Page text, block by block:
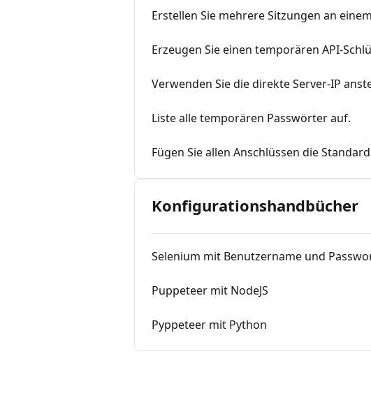
Erstellen Sie mehrere Sitzungen an
Erzeugen Sie einen temporären API-
Verwenden Sie die direkte Server-IP
Liste alle temporären Passwörter auf.
Fügen Sie allen Anschlüssen die
Konfigurationshandbücher
Selenium mit Benutzername und
Puppeteer mit NodeJS
Pyppeteer mit Python